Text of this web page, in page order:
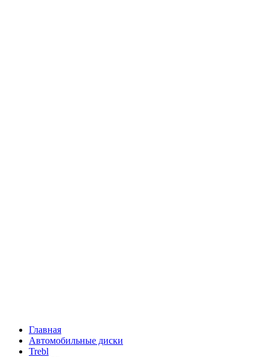
Главная
Автомобильные диски
Trebl